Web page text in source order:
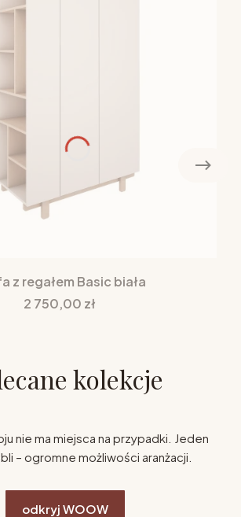
z regałem Basic biała
Cena
2 750,00 zł
kolekcje
nie ma miejsca na przypadki. Jeden
– ogromne możliwości aranżacji.
odkryj WOOW